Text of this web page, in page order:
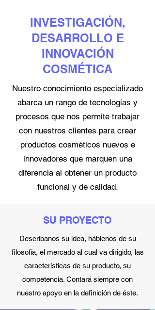
INVESTIGACIÓN,
DESARROLLO E
INNOVACIÓN
COSMÉTICA
Nuestro conocimiento especializado
abarca un rango de tecnologías y
procesos que nos permite trabajar
con nuestros clientes para crear
productos cosméticos nuevos e
innovadores que marquen una
diferencia al obtener un producto
funcional y de calidad.
SU PROYECTO
Descríbanos su idea, háblenos de su
filosofía, el mercado al cual va dirigido, las
características de su producto, su
competencia. Contará siempre con
nuestro apoyo en la definición de éste.